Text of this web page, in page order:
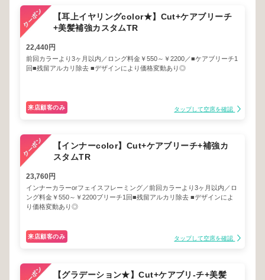
【耳上イヤリングcolor★】Cut+ケアブリーチ
+美髪補強カスタムTR
22,440円
前回カラーより3ヶ月以内／ロング料金￥550～￥2200／■ケアブリーチ1
回■残留アルカリ除去 ■デザインにより価格変動あり◎
来店顧客のみ タップして空席を確認
【インナーcolor】Cut+ケアブリーチ+補強カ
スタムTR
23,760円
インナーカラーorフェイスフレーミング／前回カラーより3ヶ月以内／ロ
ング料金￥550～￥2200ブリーチ1回■残留アルカリ除去 ■デザインによ
り価格変動あり◎
来店顧客のみ タップして空席を確認
【グラデーション★】Cut+ケアブリ-チ+美髪